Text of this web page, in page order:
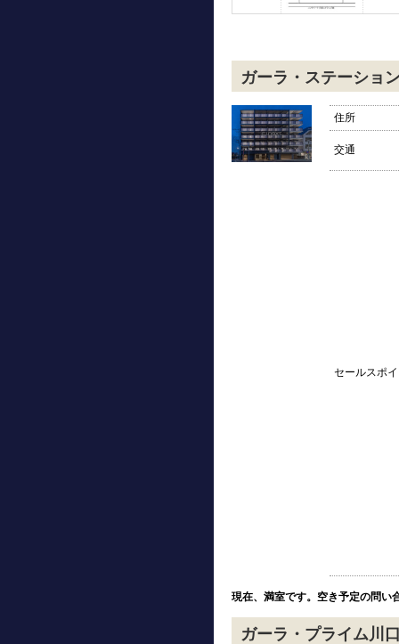
ガーラ・ステーショ
住所
交通
セールスポ
現在、満室です。空き予定の問い
ガーラ・プライム川